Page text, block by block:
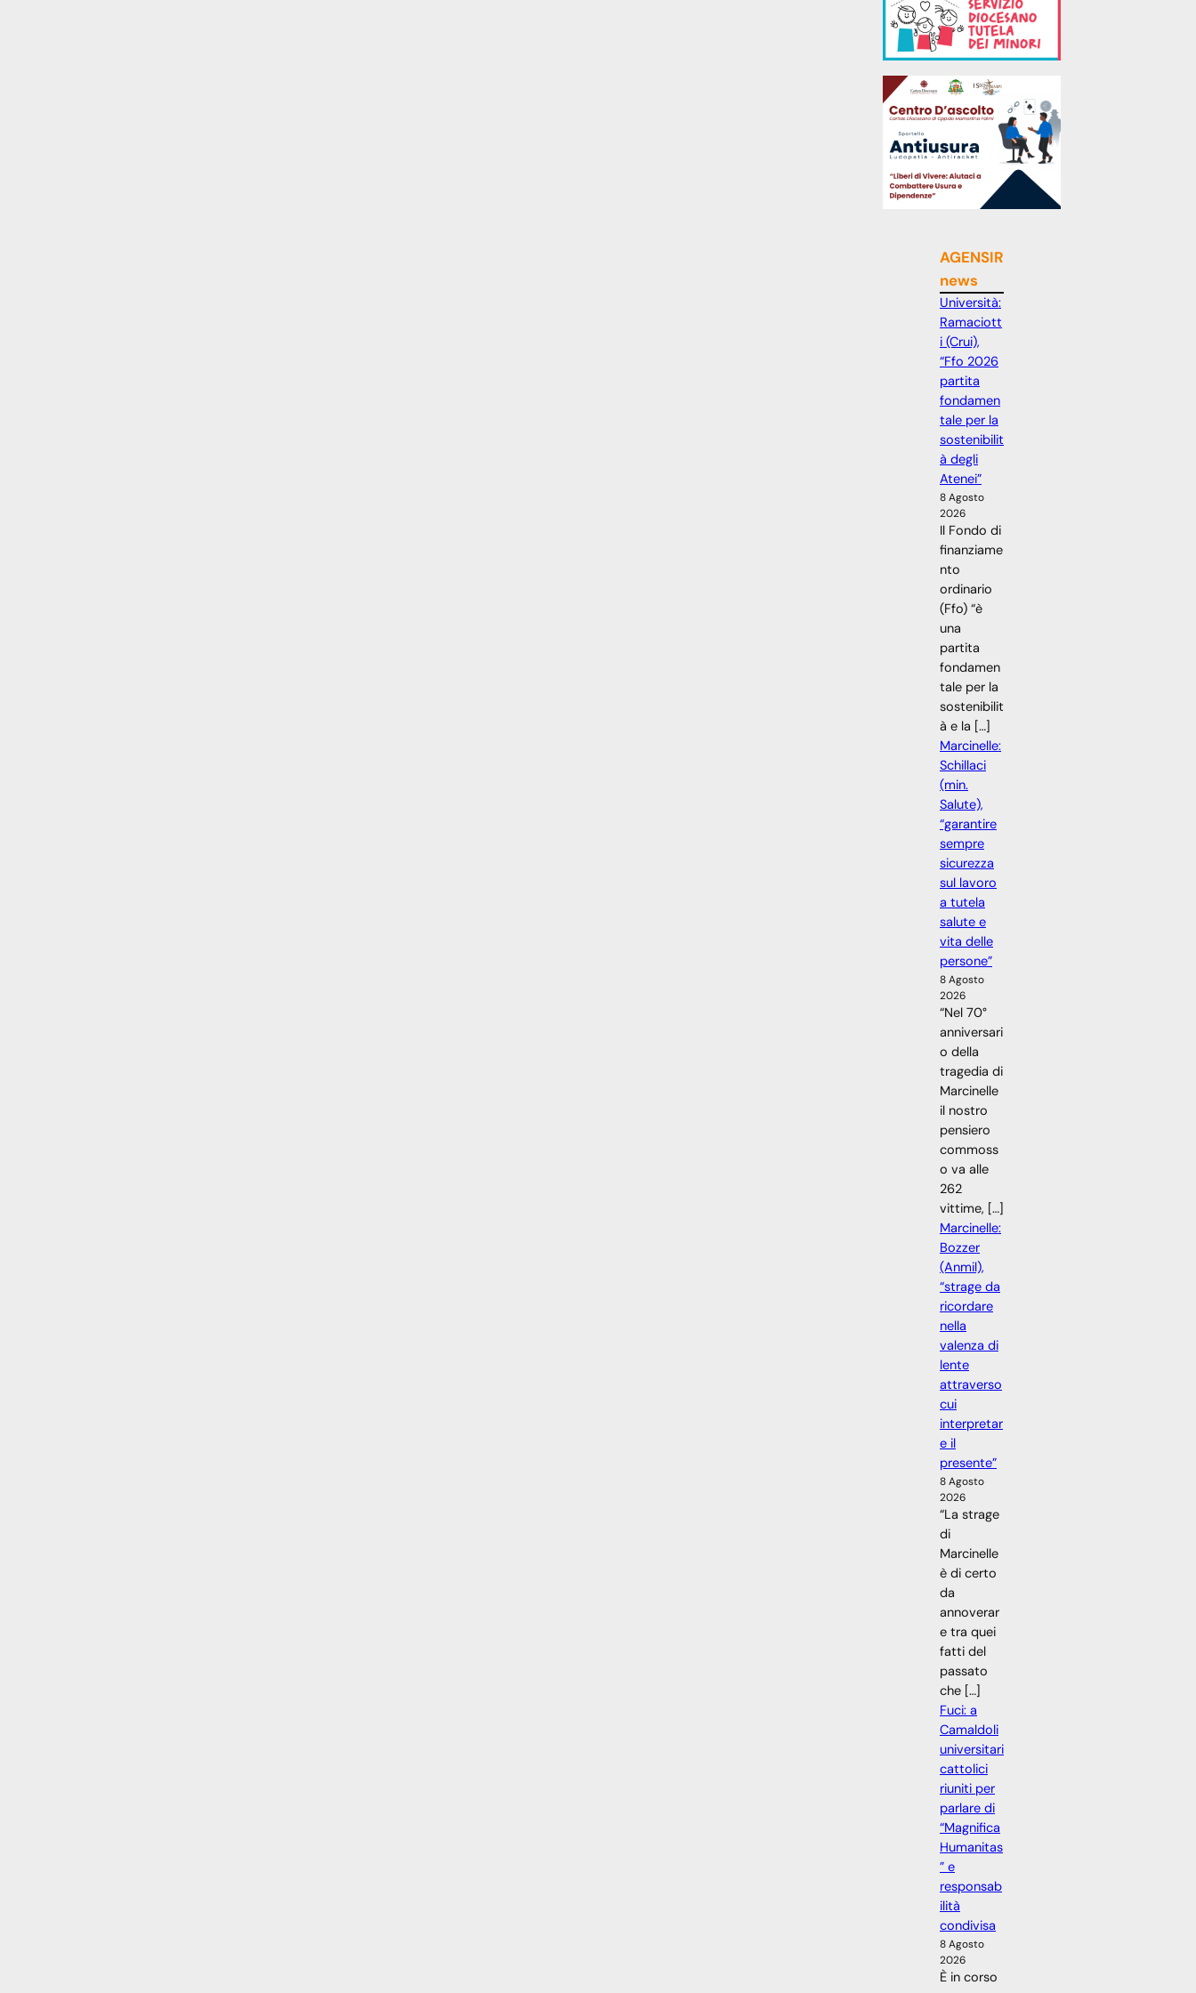
AGENSIR
news
Università:
Ramaciott
i (Crui),
“Ffo 2026
partita
fondamen
tale per la
sostenibilit
à degli
Atenei”
8 Agosto
2026
Il Fondo di
finanziame
nto
ordinario
(Ffo) “è
una
partita
fondamen
tale per la
sostenibilit
à e la […]
Marcinelle:
Schillaci
(min.
Salute),
“garantire
sempre
sicurezza
sul lavoro
a tutela
salute e
vita delle
persone”
8 Agosto
2026
“Nel 70°
anniversari
o della
tragedia di
Marcinelle
il nostro
pensiero
commoss
o va alle
262
vittime, […]
Marcinelle:
Bozzer
(Anmil),
“strage da
ricordare
nella
valenza di
lente
attraverso
cui
interpretar
e il
presente”
8 Agosto
2026
“La strage
di
Marcinelle
è di certo
da
annoverar
e tra quei
fatti del
passato
che […]
Fuci: a
Camaldoli
universitari
cattolici
riuniti per
parlare di
“Magnifica
Humanitas
” e
responsab
ilità
condivisa
8 Agosto
2026
È in corso